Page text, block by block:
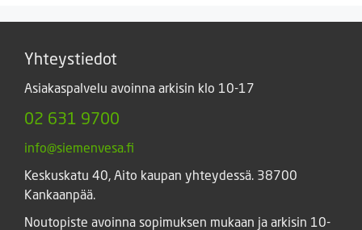
Yhteystiedot
Asiakaspalvelu avoinna arkisin klo 10-17
02 631 9700
info@siemenvesa.fi
Keskuskatu 40, Aito kaupan yhteydessä. 38700
Kankaanpää.
Noutopiste avoinna sopimuksen mukaan ja arkisin 10-